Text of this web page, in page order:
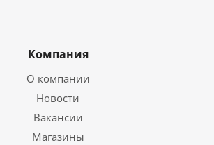
Компания
О компании
Новости
Вакансии
Магазины